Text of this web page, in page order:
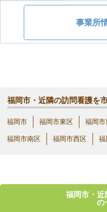
事業所
福岡市・近隣の訪問看護を
福岡市 福岡市東区 福岡
福岡市南区 福岡市西区 福
福岡市・近
の